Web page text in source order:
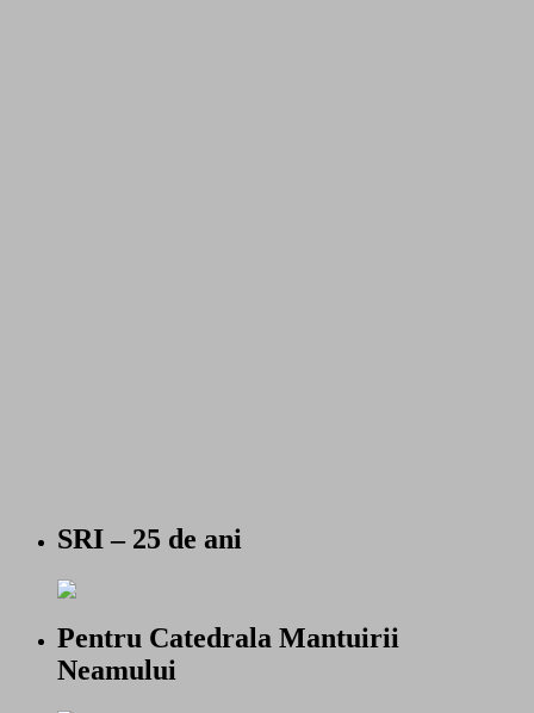
SRI – 25 de ani
Pentru Catedrala Mantuirii
Neamului